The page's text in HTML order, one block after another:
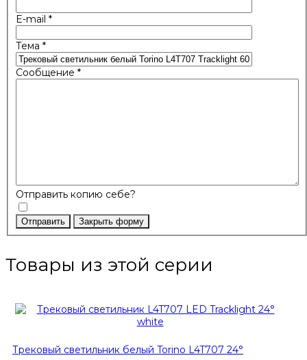
E-mail *
Тема *
Сообщение *
Отправить копию себе?
Отправить Закрыть форму
Товары из этой серии
Трековый светильник белый Torino L4T707 24°